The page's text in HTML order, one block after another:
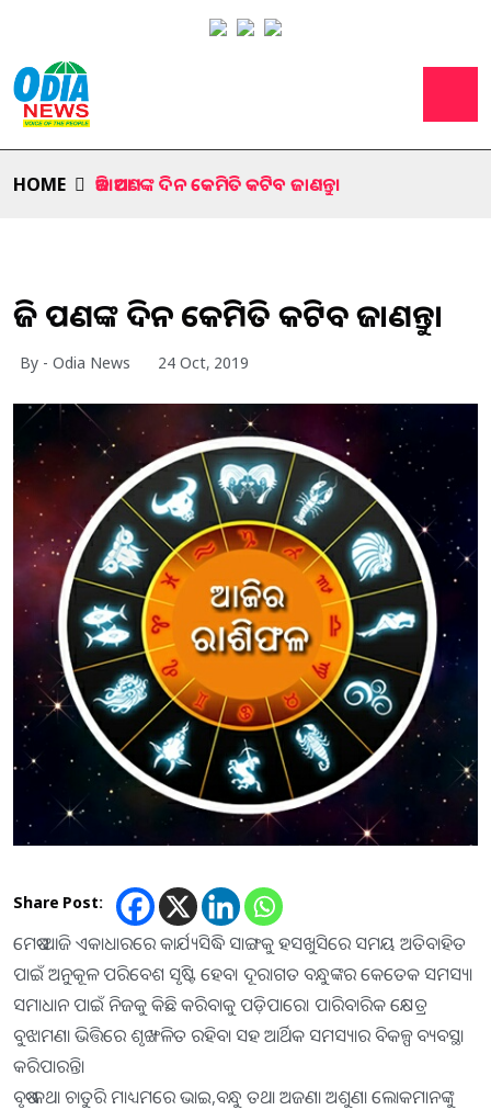
HOME ଆଜି ଆପଣଙ୍କ ଦିନ କେମିତି କଟିବ ଜାଣନ୍ତୁ।
ଆଜି ଆପଣଙ୍କ ଦିନ କେମିତି କଟିବ ଜାଣନ୍ତୁ।
By - Odia News 24 Oct, 2019
Share Post:
ମେଷ-ଆଜି ଏକାଧାରରେ କାର୍ଯ୍ୟସିଦ୍ଧି ସାଙ୍ଗକୁ ହସଖୁସିରେ ସମୟ ଅତିବାହିତ
ପାଇଁ ଅନୁକୂଳ ପରିବେଶ ସୃଷ୍ଟି ହେବ। ଦୂରାଗତ ବନ୍ଧୁଙ୍କର କେତେକ ସମସ୍ୟା
ସମାଧାନ ପାଇଁ ନିଜକୁ କିଛି କରିବାକୁ ପଡ଼ିପାରେ। ପାରିବାରିକ କ୍ଷେତ୍ର
ବୁଝାମଣା ଭିତ୍ତିରେ ଶୃଙ୍ଖଳିତ ରହିବା ସହ ଆର୍ଥିକ ସମସ୍ୟାର ବିକଳ୍ପ ବ୍ୟବସ୍ଥା
କରିପାରନ୍ତି।
ବୃଷ-କଥା ଚାତୁରି ମାଧ୍ୟମରେ ଭାଇ,ବନ୍ଧୁ ତଥା ଅଜଣା ଅଶୁଣା ଲୋକମାନଙ୍କୁ